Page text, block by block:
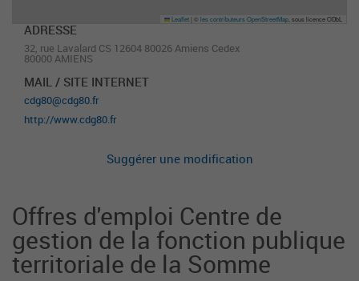
Leaflet ©les contributeurs OpenStreetMap , sous licence ODbL
ADRESSE
32, rue Lavalard CS 12604 80026 Amiens Cedex
80000 AMIENS
MAIL / SITE INTERNET
cdg80@cdg80.fr
http://www.cdg80.fr
Suggérer une modification
Offres d'emploi Centre de
gestion de la fonction publique
territoriale de la Somme